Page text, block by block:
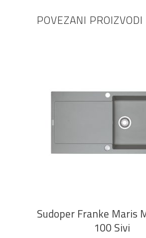
POVEZANI PROIZVODI
Sudoper Franke Maris
100 Sivi